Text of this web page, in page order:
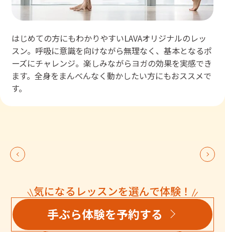
はじめての方にもわかりやすいLAVAオリジナルのレッ
スン。呼吸に意識を向けながら無理なく、基本となるポ
ーズにチャレンジ。楽しみながらヨガの効果を実感でき
ます。全身をまんべんなく動かしたい方にもおススメで
す。
気になるレッスンを選んで体験！
手ぶら体験を予約する